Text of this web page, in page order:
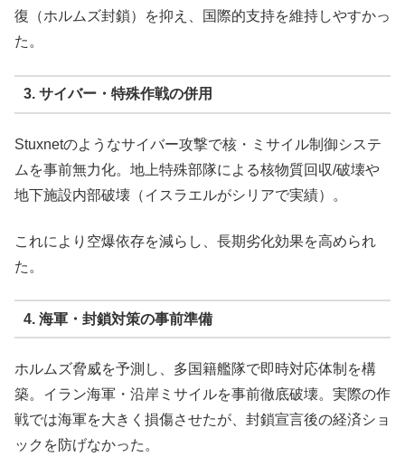
復（ホルムズ封鎖）を抑え、国際的支持を維持しやすかっ
た。
3. サイバー・特殊作戦の併用
Stuxnetのようなサイバー攻撃で核・ミサイル制御システ
ムを事前無力化。地上特殊部隊による核物質回収/破壊や
地下施設内部破壊（イスラエルがシリアで実績）。
これにより空爆依存を減らし、長期劣化効果を高められ
た。
4. 海軍・封鎖対策の事前準備
ホルムズ脅威を予測し、多国籍艦隊で即時対応体制を構
築。イラン海軍・沿岸ミサイルを事前徹底破壊。実際の作
戦では海軍を大きく損傷させたが、封鎖宣言後の経済ショ
ックを防げなかった。